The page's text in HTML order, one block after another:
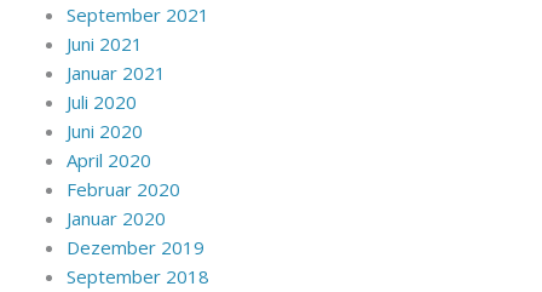
September 2021
Juni 2021
Januar 2021
Juli 2020
Juni 2020
April 2020
Februar 2020
Januar 2020
Dezember 2019
September 2018